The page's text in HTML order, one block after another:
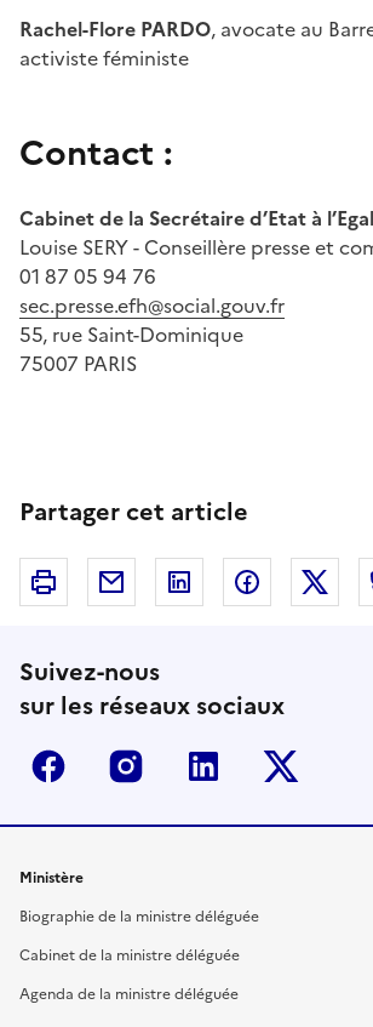
Rachel-Flore PARDO, avocate au
activiste féministe
Contact :
Cabinet de la Secrétaire d’Etat à
Louise SERY - Conseillère presse et
01 87 05 94 76
sec.presse.efh@social.gouv.fr
55, rue Saint-Dominique
75007 PARIS
Partager cet article
Imprimer Courriel Linkedin Facebook
Suivez-nous
sur les réseaux sociaux
Facebook InstagramLinkedin
Ministère
Biographie de la ministre déléguée
Cabinet de la ministre déléguée
Agenda de la ministre déléguée